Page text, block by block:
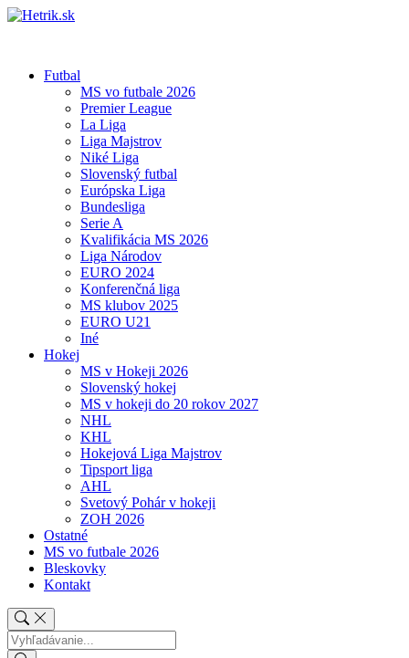
Futbal
MS vo futbale 2026
Premier League
La Liga
Liga Majstrov
Niké Liga
Slovenský futbal
Európska Liga
Bundesliga
Serie A
Kvalifikácia MS 2026
Liga Národov
EURO 2024
Konferenčná liga
MS klubov 2025
EURO U21
Iné
Hokej
MS v Hokeji 2026
Slovenský hokej
MS v hokeji do 20 rokov 2027
NHL
KHL
Hokejová Liga Majstrov
Tipsport liga
AHL
Svetový Pohár v hokeji
ZOH 2026
Ostatné
MS vo futbale 2026
Bleskovky
Kontakt